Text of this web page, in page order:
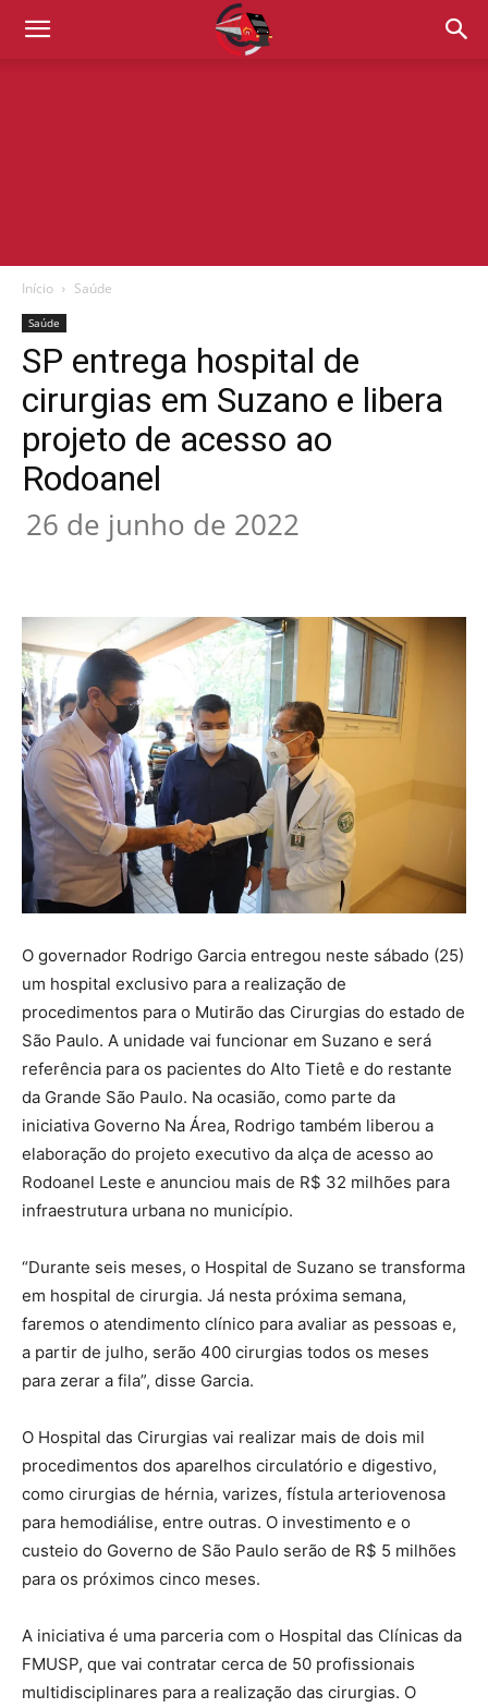
Início Saúde
Saúde
SP entrega hospital de
cirurgias em Suzano e libera
projeto de acesso ao
Rodoanel
26 de junho de 2022
O governador Rodrigo Garcia entregou neste sábado (25)
um hospital exclusivo para a realização de
procedimentos para o Mutirão das Cirurgias do estado de
São Paulo. A unidade vai funcionar em Suzano e será
referência para os pacientes do Alto Tietê e do restante
da Grande São Paulo. Na ocasião, como parte da
iniciativa Governo Na Área, Rodrigo também liberou a
elaboração do projeto executivo da alça de acesso ao
Rodoanel Leste e anunciou mais de R$ 32 milhões para
infraestrutura urbana no município.
“Durante seis meses, o Hospital de Suzano se transforma
em hospital de cirurgia. Já nesta próxima semana,
faremos o atendimento clínico para avaliar as pessoas e,
a partir de julho, serão 400 cirurgias todos os meses
para zerar a fila”, disse Garcia.
O Hospital das Cirurgias vai realizar mais de dois mil
procedimentos dos aparelhos circulatório e digestivo,
como cirurgias de hérnia, varizes, fístula arteriovenosa
para hemodiálise, entre outras. O investimento e o
custeio do Governo de São Paulo serão de R$ 5 milhões
para os próximos cinco meses.
A iniciativa é uma parceria com o Hospital das Clínicas da
FMUSP, que vai contratar cerca de 50 profissionais
multidisciplinares para a realização das cirurgias. O